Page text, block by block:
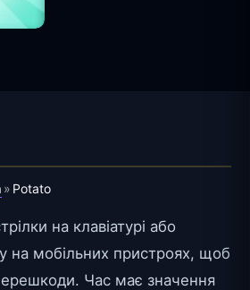
» Potato
на клавіатурі або
на мобільних пристроях, щоб
Час має значення